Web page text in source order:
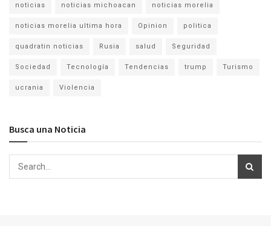
noticias noticias michoacan noticias morelia
noticias morelia ultima hora Opinion politica
quadratin noticias Rusia salud Seguridad
Sociedad Tecnología Tendencias trump Turismo
ucrania Violencia
Busca una Noticia